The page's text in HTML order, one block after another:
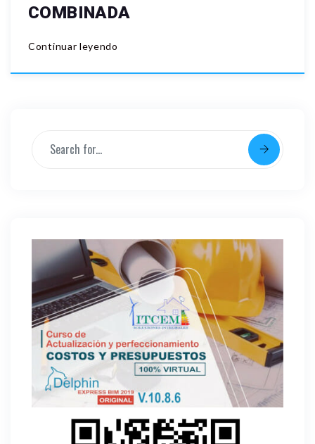
COMBINADA
Continuar leyendo